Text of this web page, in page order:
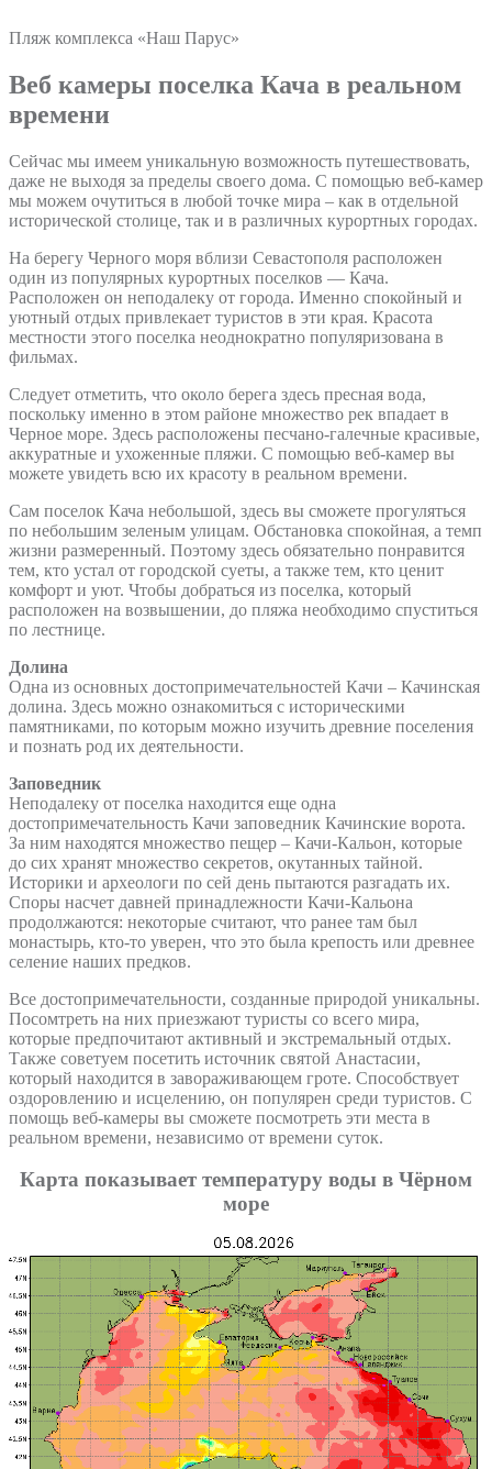
Пляж комплекса «Наш Парус»
Веб камеры поселка Кача в реальном
времени
Сейчас мы имеем уникальную возможность путешествовать,
даже не выходя за пределы своего дома. С помощью веб-камер
мы можем очутиться в любой точке мира – как в отдельной
исторической столице, так и в различных курортных городах.
На берегу Черного моря вблизи Севастополя расположен
один из популярных курортных поселков — Кача.
Расположен он неподалеку от города. Именно спокойный и
уютный отдых привлекает туристов в эти края. Красота
местности этого поселка неоднократно популяризована в
фильмах.
Следует отметить, что около берега здесь пресная вода,
поскольку именно в этом районе множество рек впадает в
Черное море. Здесь расположены песчано-галечные красивые,
аккуратные и ухоженные пляжи. С помощью веб-камер вы
можете увидеть всю их красоту в реальном времени.
Сам поселок Кача небольшой, здесь вы сможете прогуляться
по небольшим зеленым улицам. Обстановка спокойная, а темп
жизни размеренный. Поэтому здесь обязательно понравится
тем, кто устал от городской суеты, а также тем, кто ценит
комфорт и уют. Чтобы добраться из поселка, который
расположен на возвышении, до пляжа необходимо спуститься
по лестнице.
Долина
Одна из основных достопримечательностей Качи – Качинская
долина. Здесь можно ознакомиться с историческими
памятниками, по которым можно изучить древние поселения
и познать род их деятельности.
Заповедник
Неподалеку от поселка находится еще одна
достопримечательность Качи заповедник Качинские ворота.
За ним находятся множество пещер – Качи-Кальон, которые
до сих хранят множество секретов, окутанных тайной.
Историки и археологи по сей день пытаются разгадать их.
Споры насчет давней принадлежности Качи-Кальона
продолжаются: некоторые считают, что ранее там был
монастырь, кто-то уверен, что это была крепость или древнее
селение наших предков.
Все достопримечательности, созданные природой уникальны.
Посомтреть на них приезжают туристы со всего мира,
которые предпочитают активный и экстремальный отдых.
Также советуем посетить источник святой Анастасии,
который находится в завораживающем гроте. Способствует
оздоровлению и исцелению, он популярен среди туристов. С
помощь веб-камеры вы сможете посмотреть эти места в
реальном времени, независимо от времени суток.
Карта показывает температуру воды в Чёрном
море